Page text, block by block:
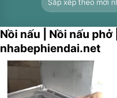
Nồi nấu | Nồi nấu phở
nhabephiendai.net